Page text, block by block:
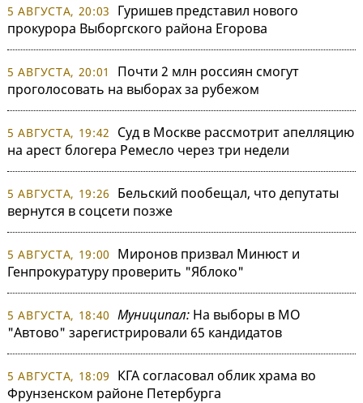
5 АВГУСТА, 20:03
Гуришев представил нового
прокурора Выборгского района Егорова
5 АВГУСТА, 20:01
Почти 2 млн россиян смогут
проголосовать на выборах за рубежом
5 АВГУСТА, 19:42
Суд в Москве рассмотрит апелляцию
на арест блогера Ремесло через три недели
5 АВГУСТА, 19:26
Бельский пообещал, что депутаты
вернутся в соцсети позже
5 АВГУСТА, 19:00
Миронов призвал Минюст и
Генпрокуратуру проверить "Яблоко"
5 АВГУСТА, 18:40 Муниципал: На выборы в МО
"Автово" зарегистрировали 65 кандидатов
5 АВГУСТА, 18:09
КГА согласовал облик храма во
Фрунзенском районе Петербурга